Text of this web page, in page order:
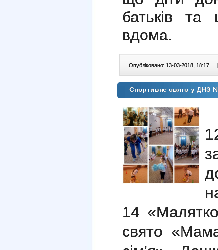
батьків та
вдома.
Опубліковано: 13-03-2018, 18:17 |
Cпортивне свято у ДНЗ
14
свято